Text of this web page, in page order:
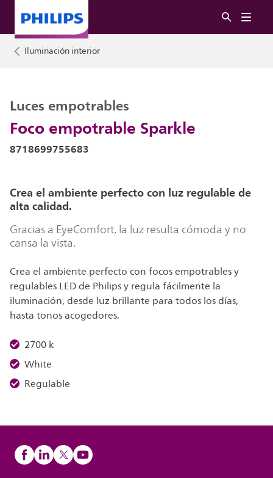
Iluminación interior
Foco empotrable Sparkle
Luces empotrables
8718699755683
Crea el ambiente perfecto con luz regulable de
alta calidad.
Gracias a EyeComfort, la luz resulta cómoda y no
cansa la vista.
Crea el ambiente perfecto con focos empotrables y
regulables LED de Philips y regula fácilmente la
iluminación, desde luz brillante para todos los días,
hasta tonos acogedores.
2700 k
White
Regulable